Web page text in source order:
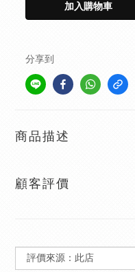
加入購物車
分享到
商品描述
顧客評價